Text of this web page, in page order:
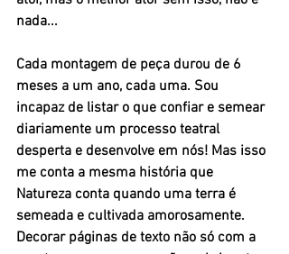
nada...
Cada montagem de peça durou de 6
meses a um ano, cada uma. Sou
incapaz de listar o que confiar e semear
diariamente um processo teatral
desperta e desenvolve em nós! Mas isso
me conta a mesma história que
Natureza conta quando uma terra é
semeada e cultivada amorosamente.
Decorar páginas de texto não só com a